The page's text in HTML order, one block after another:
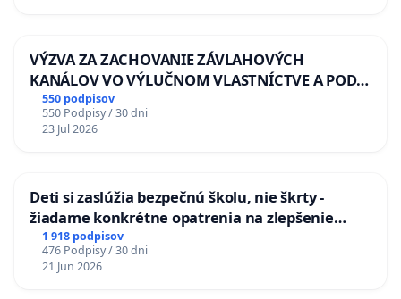
VÝZVA ZA ZACHOVANIE ZÁVLAHOVÝCH
KANÁLOV VO VÝLUČNOM VLASTNÍCTVE A POD
KONTROLOU SLOVENSKEJ REPUBLIKY & žiadosť
na riešenie zanedbaného stavu závlahových a
odvodňovacích kanálov na Slovensku
550 podpisov
550 Podpisy / 30 dni
23 Jul 2026
Deti si zaslúžia bezpečnú školu, nie škrty -
žiadame konkrétne opatrenia na zlepšenie
situácie v školstve
1 918 podpisov
476 Podpisy / 30 dni
21 Jun 2026